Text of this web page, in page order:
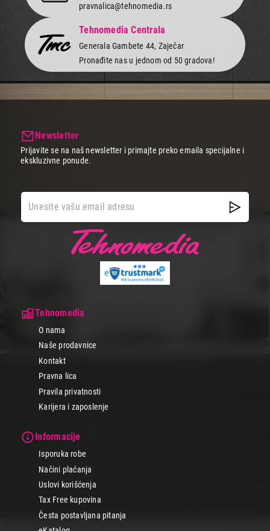
pravnalica@tehnomedia.rs
Tehnomedia Centrala
Generala Gambete 44, Zaječar
Pronađite nas u jednom od 50 gradova!
Tehnomedia
O nama
Naše prodavnice
Kontakt
Pravna lica
Pravila privatnosti
Karijera i zaposlenje
Informacije
Isporuka robe
Načini plaćanja
Uslovi korišćenja
Tax Free kupovina
Česta postavljana pitanja
Newsletter
Prijavite se na naš newsletter i primajte preko emaila specijalne i
ekskluzivne ponude.